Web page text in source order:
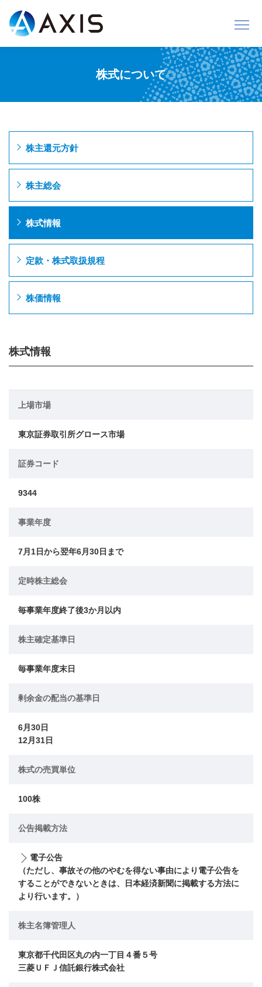
株式について
株主還元方針
株主総会
株式情報
定款・株式取扱規程
株価情報
株式情報
上場市場
東京証券取引所グロース市場
証券コード
9344
事業年度
7月1日から翌年6月30日まで
定時株主総会
毎事業年度終了後3か月以内
株主確定基準日
毎事業年度末日
剰余金の配当の基準日
6月30日
12月31日
株式の売買単位
100株
公告掲載方法
電子公告
（ただし、事故その他のやむを得ない事由により電子公告を
することができないときは、日本経済新聞に掲載する方法に
より行います。）
株主名簿管理人
東京都千代田区丸の内一丁目４番５号
三菱ＵＦＪ信託銀行株式会社